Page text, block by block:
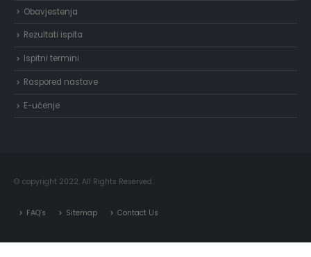
Obavjestenja
Rezultati ispita
Ispitni termini
Raspored nastave
E-učenje
© copyright 2022. All Rights Reserved.
FAQ’s Sitemap Contact Us